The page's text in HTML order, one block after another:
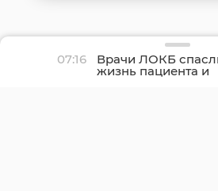
07:16 Врачи ЛОКБ
жизнь пациента и